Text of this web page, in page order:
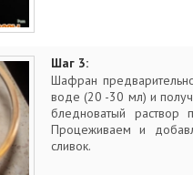
Шаг 3:
Шафран
воде (20 -30 мл) и
бледноватый раствор
Процеживаем и
сливок.